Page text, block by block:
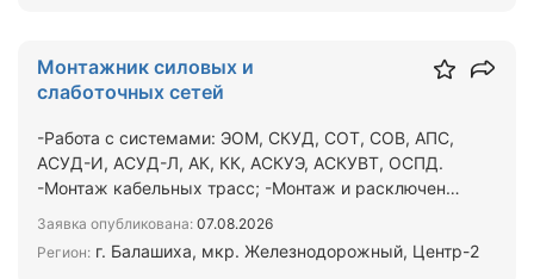
Монтажник силовых и
слаботочных сетей
-Работа с системами: ЭОМ, СКУД, СОТ, СОВ, АПС,
АСУД-И, АСУД-Л, АК, КК, АСКУЭ, АСКУВТ, ОСПД.
-Монтаж кабельных трасс; -Монтаж и расключение
Заявка опубликована: 07.08.2026
Регион: г. Балашиха, мкр. Железнодорожный, Центр-2